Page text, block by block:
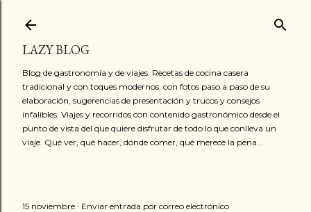
LAZY BLOG
Blog de gastronomía y de viajes. Recetas de cocina casera
tradicional y con toques modernos, con fotos paso a paso de su
elaboración, sugerencias de presentación y trucos y consejos
infalibles. Viajes y recorridos con contenido gastronómico desde el
punto de vista del que quiere disfrutar de todo lo que conlleva un
viaje. Qué ver, qué hacer, dónde comer, qué merece la pena...
15 noviembre Enviar entrada por correo electrónico